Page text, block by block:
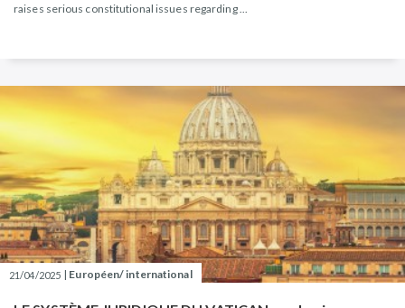
raises serious constitutional issues regarding ...
21/04/2025 | Européen/ international